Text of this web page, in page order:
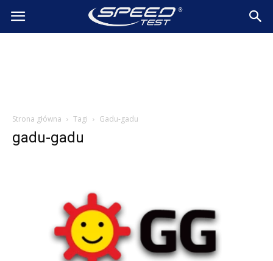
SpeedTest.pl
Strona główna Tagi Gadu-gadu
gadu-gadu